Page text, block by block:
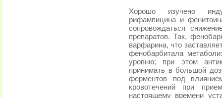
Хорошо изучено
рифампицина и
сопровождаться
препаратов. Так,
варфарина, что
фенобарбитала
уровню; при этом
принимать в большой
ферментов под
кровотечений при
настоящему времени